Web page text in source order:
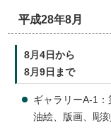
平成28年8月
8月4日から
8月9日まで
ギャラリーA-1
油絵、版画、彫